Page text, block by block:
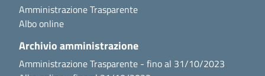
Amministrazione Trasparente
Albo online
Archivio amministrazione
Amministrazione Trasparente - fino al 31/10/2023